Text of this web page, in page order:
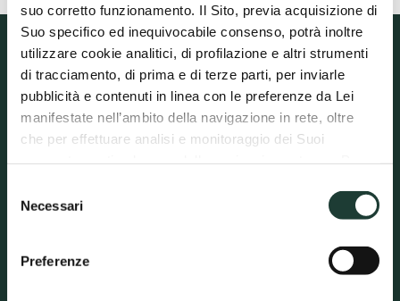
suo corretto funzionamento. Il Sito, previa acquisizione di
Suo specifico ed inequivocabile consenso, potrà inoltre
utilizzare cookie analitici, di profilazione e altri strumenti
di tracciamento, di prima e di terze parti, per inviarle
pubblicità e contenuti in linea con le preferenze da Lei
manifestate nell’ambito della navigazione in rete, oltre
che per effettuare analisi e monitoraggio dei Suoi
tracciamento in funzione sul Sito, La preghiamo di
- cliccando su “Accetta tutti”, Lei acconsente all’uso dei
cookie e delle altre tecnologie presenti sul Sito;
delNecessari
Preferenze
Prenotazione e contatti
Terme di Castrocaro
Via Aristide Conti, 3/A, Castrocaro Terme (FC)
Tel.+39.0543 412711
Prat. 10792 del 06/12/2019, integrazione a Prot. 4328 del 28/03/2007